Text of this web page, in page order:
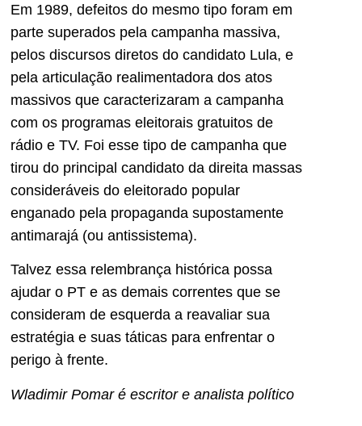
Em 1989, defeitos do mesmo tipo foram em
parte superados pela campanha massiva,
pelos discursos diretos do candidato Lula, e
pela articulação realimentadora dos atos
massivos que caracterizaram a campanha
com os programas eleitorais gratuitos de
rádio e TV. Foi esse tipo de campanha que
tirou do principal candidato da direita massas
consideráveis do eleitorado popular
enganado pela propaganda supostamente
antimarajá (ou antissistema).
Talvez essa relembrança histórica possa
ajudar o PT e as demais correntes que se
consideram de esquerda a reavaliar sua
estratégia e suas táticas para enfrentar o
perigo à frente.
Wladimir Pomar é escritor e analista político